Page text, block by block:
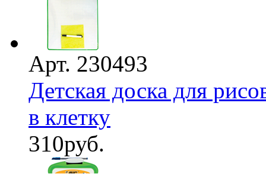
Арт. 230493
Детская доска для
в клетку
310руб.